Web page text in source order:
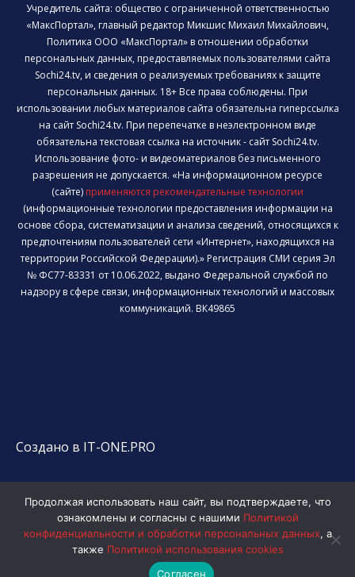
Учредитель сайта: общество с ограниченной ответственностью
«МаксПортал», главный редактор Микшис Михаил Михайлович,
Политика ООО «МаксПортал» в отношении обработки
персональных данных, предоставляемых пользователями сайта
Sochi24.tv, и сведения о реализуемых требованиях к защите
персональных данных. 18+ Все права соблюдены. При
использовании любых материалов сайта обязательна гиперссылка
на сайт Sochi24.tv. При перепечатке в неэлектронном виде
обязательна текстовая ссылка на источник - сайт Sochi24.tv.
Использование фото- и видеоматериалов без письменного
разрешения не допускается. «На информационном ресурсе
(сайте) применяются рекомендательные технологии
(информационные технологии предоставления информации на
основе сбора, систематизации и анализа сведений, относящихся к
предпочтениям пользователей сети «Интернет», находящихся на
территории Российской Федерации).» Регистрация СМИ серия Эл
№ ФС77-83331 от 10.06.2022, выдано Федеральной службой по
надзору в сфере связи, информационных технологий и массовых
коммуникаций. ВК49865
Создано в IT-ONE.PRO
Продолжая использовать наш сайт, вы подтверждаете, что
ознакомлены и согласны с нашими Политикой
конфиденциальности и обработки персональных данных, а
также Политикой использования cookies
Согласен